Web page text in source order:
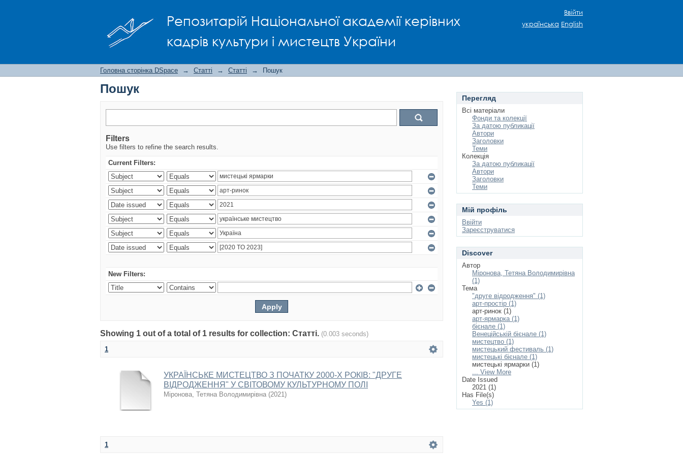
Репозитарій Національної академії керівних
кадрів культури і мистецтв України
Ввійти
українська English
Головна сторінка DSpace → Статті → Статті → Пошук
Пошук
Filters
Use filters to refine the search results.
Current Filters:
New Filters:
Showing 1 out of a total of 1 results for collection: Статті. (0.003 seconds)
1
УКРАЇНСЬКЕ МИСТЕЦТВО З ПОЧАТКУ 2000-Х РОКІВ: "ДРУГЕ
ВІДРОДЖЕННЯ" У СВІТОВОМУ КУЛЬТУРНОМУ ПОЛІ
Міронова, Тетяна Володимирівна (2021)
1
Перегляд
Всі матеріали
Фонди та колекції
За датою публикації
Автори
Заголовки
Теми
Колекція
За датою публикації
Автори
Заголовки
Теми
Мій профіль
Ввійти
Зареєструватися
Discover
Автор
Міронова, Тетяна Володимирівна
(1)
Тема
"друге відродження" (1)
арт-простір (1)
арт-ринок (1)
арт-ярмарка (1)
бієнале (1)
Венеційській бієнале (1)
мистецтво (1)
мистецький фестиваль (1)
мистецькі бієнале (1)
мистецькі ярмарки (1)
... View More
Date Issued
2021 (1)
Has File(s)
Yes (1)